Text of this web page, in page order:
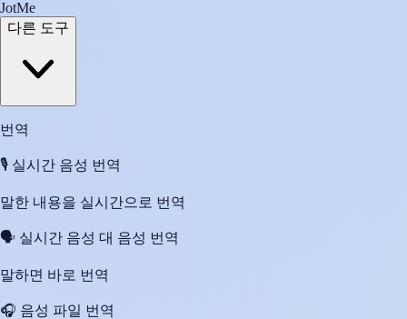
JotMe
다른 도구
번역
🎙️ 실시간 음성 번역
말한 내용을 실시간으로 번역
🗣️ 실시간 음성 대 음성 번역
말하면 바로 번역
🎧 음성 파일 번역